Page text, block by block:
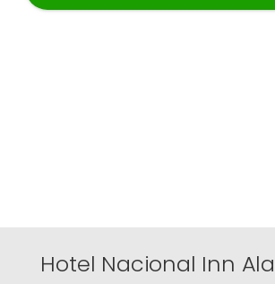
Hotel Nacional Inn